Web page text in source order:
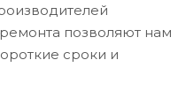
позволяют нам
сроки и